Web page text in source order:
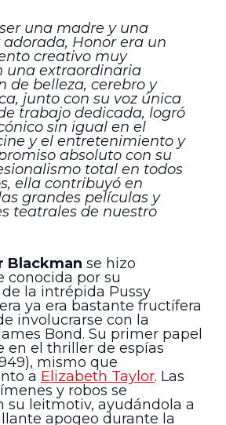
una madre y una
Honor era un
creativo muy
una extraordinaria
de belleza, cerebro y
junto con su voz única
trabajo dedicada, logró
sin igual en el
y el entretenimiento y
absoluto con su
total en todos
ella contribuyó en
grandes películas y
teatrales de nuestro
Blackman se hizo
por su
la intrépida Pussy
ya era bastante fructífera
involucrarse con la
Bond. Su primer papel
en el thriller de espías
mismo que
a Elizabeth Taylor. Las
y robos se
su leitmotiv, ayudándola a
apogeo durante la